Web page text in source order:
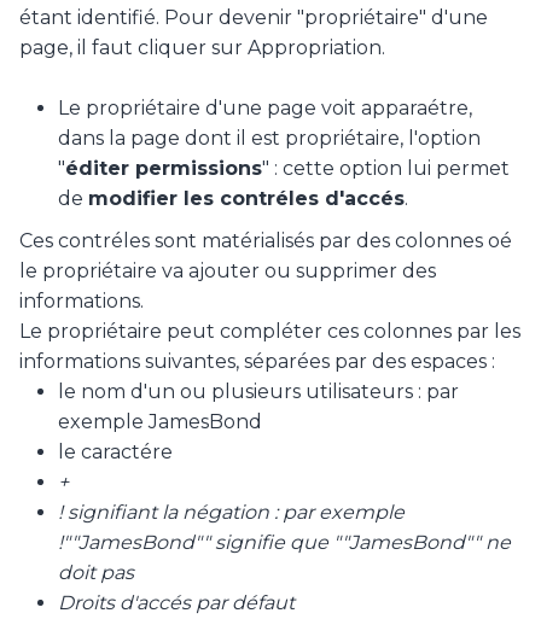
étant identifié. Pour devenir "propriétaire" d'une
page, il faut cliquer sur Appropriation.
Le propriétaire d'une page voit apparaétre,
dans la page dont il est propriétaire, l'option
"éditer permissions" : cette option lui permet
de modifier les contréles d'accés.
Ces contréles sont matérialisés par des colonnes oé
le propriétaire va ajouter ou supprimer des
informations.
Le propriétaire peut compléter ces colonnes par les
informations suivantes, séparées par des espaces :
le nom d'un ou plusieurs utilisateurs : par
exemple JamesBond
le caractére
+
!signifiant la négation : par exemple
!""JamesBond"" signifie que ""JamesBond""ne
doit pas
Droits d'accés par défaut